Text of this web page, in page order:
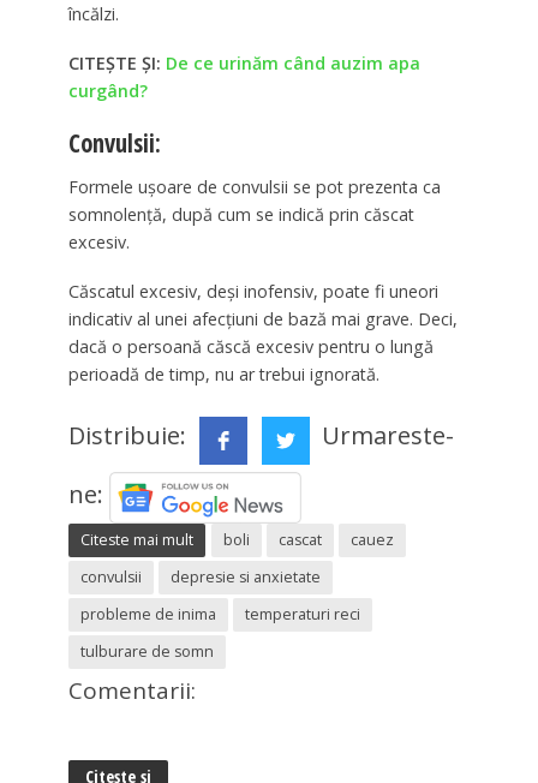
încălzi.
CITEȘTE ȘI: De ce urinăm când auzim apa
curgând?
Convulsii:
Formele ușoare de convulsii se pot prezenta ca
somnolență, după cum se indică prin căscat
excesiv.
Căscatul excesiv, deși inofensiv, poate fi uneori
indicativ al unei afecțiuni de bază mai grave. Deci,
dacă o persoană căscă excesiv pentru o lungă
perioadă de timp, nu ar trebui ignorată.
Distribuie:
Urmareste-
ne:
Citeste mai mult boli cascat
cauez
convulsii
depresie si anxietate
probleme de inima
temperaturi reci
tulburare de somn
Comentarii:
Citește și